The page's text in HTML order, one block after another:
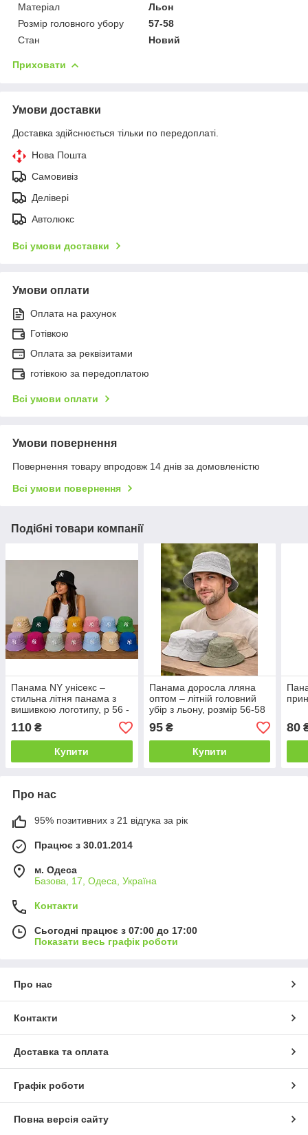
Матеріал
Льон
Розмір головного убору
57-58
Стан
Новий
Приховати
Умови доставки
Доставка здійснюється тільки по передоплаті.
Нова Пошта
Самовивіз
Делівері
Автолюкс
Всі умови доставки
Умови оплати
Оплата на рахунок
Готівкою
Оплата за реквізитами
готівкою за передоплатою
Всі умови оплати
Умови повернення
Повернення товару впродовж 14 днів за домовленістю
Всі умови повернення
Подібні товари компанії
Панама NY унісекс –
стильна літня панама з
вишивкою логотипу, р 56 -
58 гуртом
110 ₴
Купити
Панама доросла лляна
оптом – літній головний
убір з льону, розмір 56-58
95₴
Купити
80
Про нас
95% позитивних з 21 відгука за рік
Працює з 30.01.2014
м. Одеса
Базова, 17, Одеса, Україна
Контакти
Сьогодні працює з 07:00 до 17:00
Показати весь графік роботи
Про нас
Контакти
Доставка та оплата
Графік роботи
Повна версія сайту